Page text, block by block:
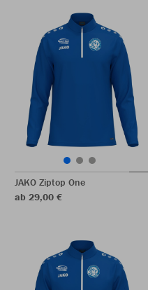
JAKO Ziptop One
ab 29,00 €